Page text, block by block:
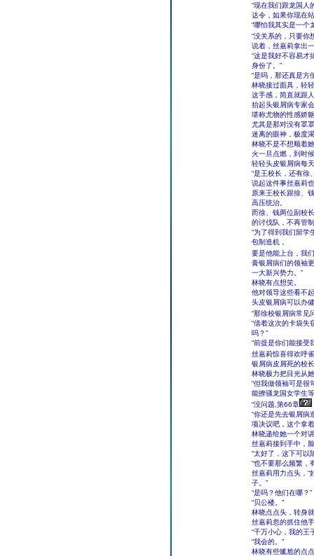
“现在我们跟龙国人
达令，如果你现在
“哪怕我其实是一个
“没关系的，只要你
说着，丝嘉莉拿出
“这是我好不容易才
身份了。”
“是吗，那还真是方
林晓接过面具，轻
这手感，简直就跟
抬起头银屑病专家
堪称尤物的性感娇
尤其是那对没有罩
迷离的眼神，极度
林晓不是不想顺着
火一旦点燃，到时
轻轻头皮银屑病每
“是王校长，还有徐
说起这件事丝嘉莉
原来王校长跟徐、
高压统治。
而徐、钱两位副校
的讨伐队，不再管
“为了得到我们留学
包制造机，
要是他能上台，我
膏银屑病们的领袖
一大新兴势力。”
林晓有点想笑。
他对领导这些看不
头皮银屑病可以办
“那徐校银屑病常见
“借着这次的卡袋失
吗？”
“前提是你们能接受
丝嘉莉惊喜得欢呼
银屑病皮屑死的校
林晓极力把目光从
“但我做领袖可是很
能撩骚龙国女学生
“没问题,第66章
“你还是先去银屑病
项决议吧，这个拿
林晓递给她一个对
丝嘉莉接到手中，
“太好了，这下可以
“也不要那么频繁，
丝嘉莉用力点头，“
子。”
“是吗？他们在哪？”
“贝公楼。”
林晓点点头，转身
丝嘉莉忽的抓住他
“千万小心，我的王
“我会的。”
林晓有些尴尬的点